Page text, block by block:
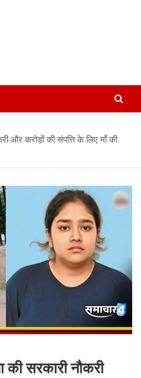
और करोड़ों की संपत्ति के लिए माँ की
सरकारी नौकरी